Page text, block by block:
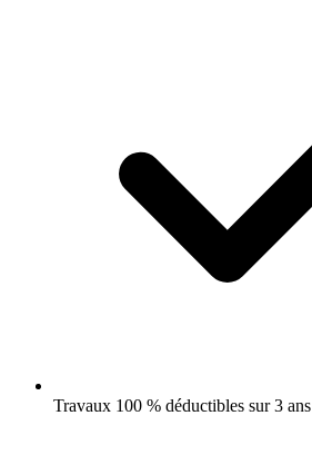
Travaux 100 % déductibles sur 3 ans